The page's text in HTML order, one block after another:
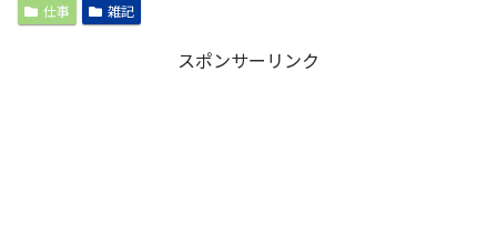
仕事 雑記
スポンサーリンク